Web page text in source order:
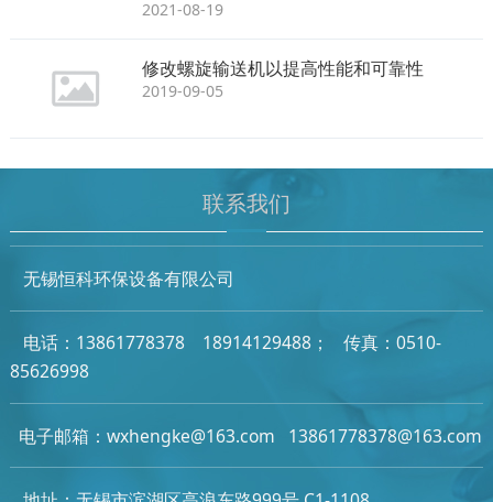
2021-08-19
修改螺旋输送机以提高性能和可靠性
2019-09-05
联系我们
无锡恒科环保设备有限公司
电话：13861778378 18914129488；
传真：0510-
85626998
电子邮箱：wxhengke@163.com 13861778378@163.com